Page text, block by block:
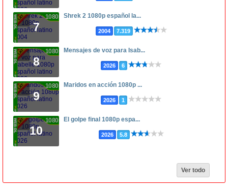
7
1080p Shrek 2 1080p español la...
2004 7.319
8
1080p Mensajes de voz para Isab...
2026 6
9
1080p Maridos en acción 1080p ...
2026 1
10
1080p El golpe final 1080p espa...
2026 5.8
Ver todo